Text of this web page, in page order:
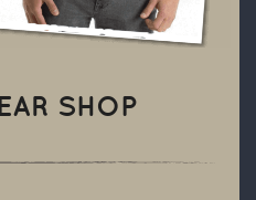
SHOP